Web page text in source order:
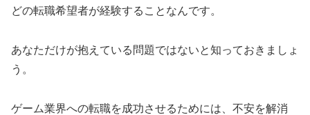
どの転職希望者が経験することなんです。
あなただけが抱えている問題ではないと知っておきましょ
う。
ゲーム業界への転職を成功させるためには、不安を解消